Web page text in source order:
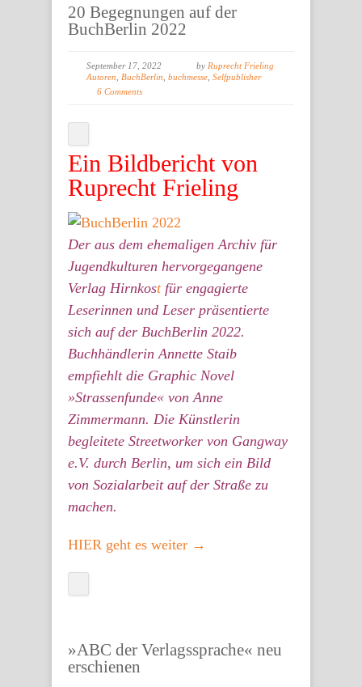
20 Begegnungen auf der
BuchBerlin 2022
September 17, 2022 by Ruprecht Frieling
Autoren
BuchBerlin buchmesse Selfpublisher
6 Comments
Ein Bildbericht von
Ruprecht Frieling
Der aus dem ehemaligen Archiv für
Jugendkulturen hervorgegangene
Verlag Hirnkostfür engagierte
Leserinnen und Leser präsentierte
sich auf der BuchBerlin 2022.
Buchhändlerin Annette Staib
empfiehlt die Graphic Novel
»Strassenfunde« von Anne
Zimmermann. Die Künstlerin
begleitete Streetworker von Gangway
e.V. durch Berlin, um sich ein Bild
von Sozialarbeit auf der Straße zu
machen.
HIER geht es weiter →
»ABC der Verlagssprache« neu
erschienen